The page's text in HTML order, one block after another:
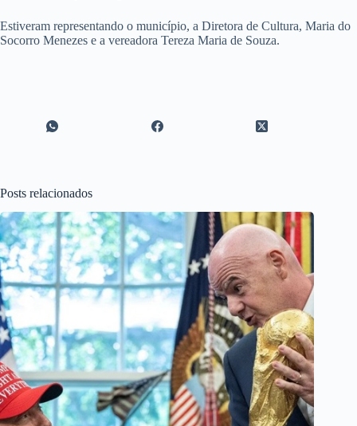
Estiveram representando o município, a Diretora de Cultura, Maria do
Socorro Menezes e a vereadora Tereza Maria de Souza.
Posts relacionados